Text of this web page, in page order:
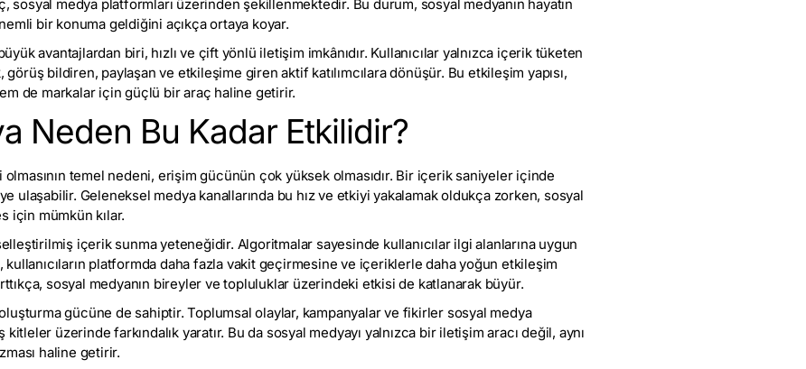
sosyal medya platformları üzerinden şekillenmektedir. Bu durum, sosyal medyanın hayatın
bir konuma geldiğini açıkça ortaya koyar.
avantajlardan biri, hızlı ve çift yönlü iletişim imkânıdır. Kullanıcılar yalnızca içerik tüketen
bildiren, paylaşan ve etkileşime giren aktif katılımcılara dönüşür. Bu etkileşim yapısı,
de markalar için güçlü bir araç haline getirir.
Neden Bu Kadar Etkilidir?
temel nedeni, erişim gücünün çok yüksek olmasıdır. Bir içerik saniyeler içinde
ulaşabilir. Geleneksel medya kanallarında bu hız ve etkiyi yakalamak oldukça zorken, sosyal
için mümkün kılar.
içerik sunma yeteneğidir. Algoritmalar sayesinde kullanıcılar ilgi alanlarına uygun
kullanıcıların platformda daha fazla vakit geçirmesine ve içeriklerle daha yoğun etkileşim
sosyal medyanın bireyler ve topluluklar üzerindeki etkisi de katlanarak büyür.
gücüne de sahiptir. Toplumsal olaylar, kampanyalar ve fikirler sosyal medya
kitleler üzerinde farkındalık yaratır. Bu da sosyal medyayı yalnızca bir iletişim aracı değil, aynı
haline getirir.